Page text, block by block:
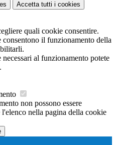
Accetta tutti i cookies
quali cookie consentire.
il funzionamento della
al funzionamento potete
.
non possono essere
nella pagina della cookie